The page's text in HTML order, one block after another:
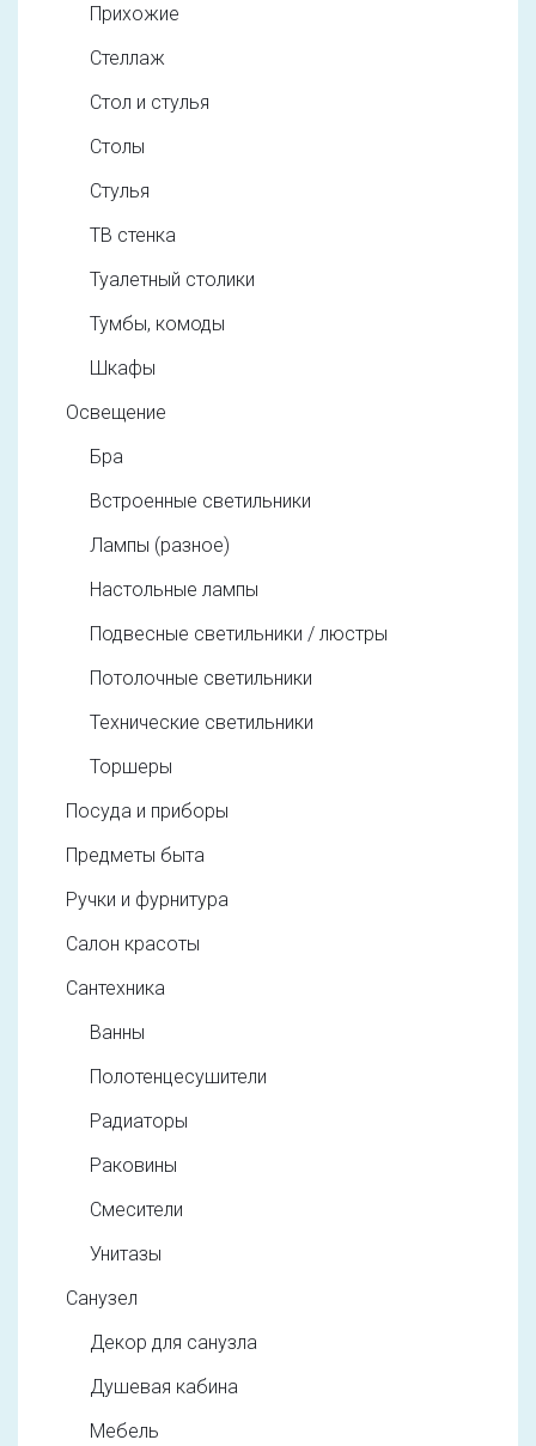
Прихожие
Стеллаж
Стол и стулья
Столы
Стулья
ТВ стенка
Туалетный столики
Тумбы, комоды
Шкафы
Освещение
Бра
Встроенные светильники
Лампы (разное)
Настольные лампы
Подвесные светильники / люстры
Потолочные светильники
Технические светильники
Торшеры
Посуда и приборы
Предметы быта
Ручки и фурнитура
Салон красоты
Сантехника
Ванны
Полотенцесушители
Радиаторы
Раковины
Смесители
Унитазы
Санузел
Декор для санузла
Душевая кабина
Мебель